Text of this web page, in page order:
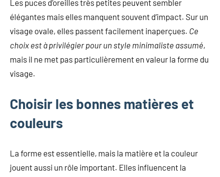
Les puces d’oreilles très petites peuvent sembler
élégantes mais elles manquent souvent d’impact. Sur un
visage ovale, elles passent facilement inaperçues. Ce
choix est à privilégier pour un style minimaliste assumé,
mais il ne met pas particulièrement en valeur la forme du
visage.
Choisir les bonnes matières et
couleurs
La forme est essentielle, mais la matière et la couleur
jouent aussi un rôle important. Elles influencent la